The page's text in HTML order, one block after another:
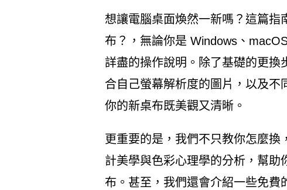
想讓電腦桌面煥然一新嗎？這篇指
布？，無論你是 Windows、
詳盡的操作說明。除了基礎的更換
合自己螢幕解析度的圖片，以及
你的新桌布既美觀又清晰。
更重要的是，我們不只教你怎麼
計美學與色彩心理學的分析，幫助
布。甚至，我們還會介紹一些免費